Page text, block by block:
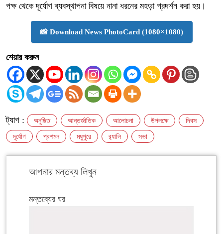
পক্ষ থেকে দূর্যোগ ব্যবস্থাপনা বিষয়ে নানা ধরনের মহড়া প্রদর্শন করা হয়।
📸 Download News PhotoCard (1080×1080)
শেয়ার করুন
ট্যাগ : অনুষ্ঠিত আন্তর্জাতিক আলোচনা উপলক্ষে দিবস
দূর্যোগ প্রশমন মধুপুরে র‍্যালি সভা
আপনার মন্তব্য লিখুন
মন্তব্যের ঘর